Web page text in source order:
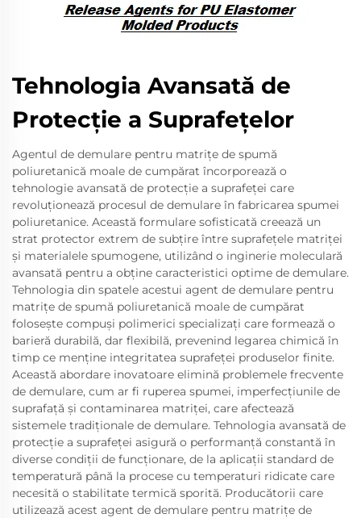
Tehnologia Avansată de
Protecție a Suprafețelor
Agentul de demulare pentru matrițe de spumă
poliuretanică moale de cumpărat încorporează o
tehnologie avansată de protecție a suprafeței care
revoluționează procesul de demulare în fabricarea spumei
poliuretanice. Această formulare sofisticată creează un
strat protector extrem de subțire între suprafețele matriței
și materialele spumogene, utilizând o inginerie moleculară
avansată pentru a obține caracteristici optime de demulare.
Tehnologia din spatele acestui agent de demulare pentru
matrițe de spumă poliuretanică moale de cumpărat
folosește compuși polimerici specializați care formează o
barieră durabilă, dar flexibilă, prevenind legarea chimică în
timp ce menține integritatea suprafeței produselor finite.
Această abordare inovatoare elimină problemele frecvente
de demulare, cum ar fi ruperea spumei, imperfecțiunile de
suprafață și contaminarea matriței, care afectează
sistemele tradiționale de demulare. Tehnologia avansată de
protecție a suprafeței asigură o performanță constantă în
diverse condiții de funcționare, de la aplicații standard de
temperatură până la procese cu temperaturi ridicate care
necesită o stabilitate termică sporită. Producătorii care
utilizează acest agent de demulare pentru matrițe de